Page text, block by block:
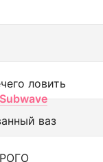
ловить
Subwave
ваз